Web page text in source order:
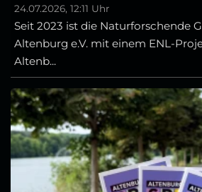
24.07.2026, 12:11 Uhr
Seit 2023 ist die Naturforschende
Altenburg e.V. mit einem ENL-
Altenb...